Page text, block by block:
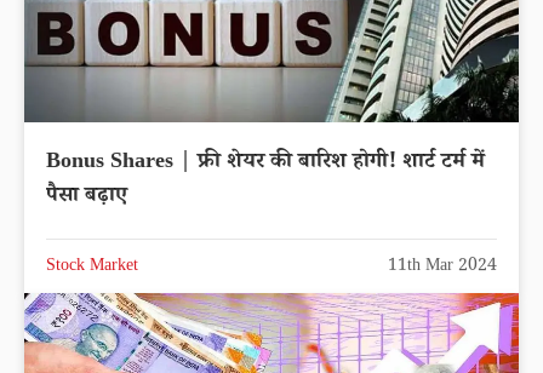
Bonus Shares | फ्री शेयर की बारिश होगी! शार्ट टर्म में
पैसा बढ़ाए
Stock Market 11th Mar 2024